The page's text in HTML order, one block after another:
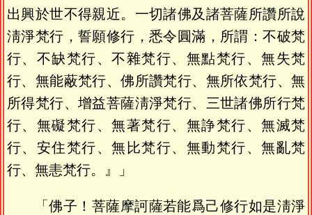
出興於世不得親近。一切諸佛及諸菩薩所讚所說
淸淨梵行，誓願修行，悉令圓滿，所謂：不破梵
行、不缺梵行、不雜梵行、無點梵行、無失梵
行、無能蔽梵行、佛所讚梵行、無所依梵行、無
所得梵行、增益菩薩淸淨梵行、三世諸佛所行梵
行、無礙梵行、無著梵行、無諍梵行、無滅梵
行、安住梵行、無比梵行、無動梵行、無亂梵
行、無恚梵行。』」
「佛子！菩薩摩訶薩若能爲己修行如是淸淨